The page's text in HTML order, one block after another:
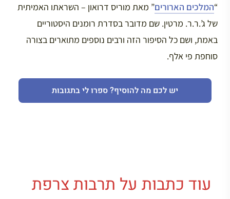
“המלכים הארורים” מאת מוריס דרואון – השראתו האמיתית
של ג’.ר.ר. מרטין. שם מדובר בסדרת רומנים היסטוריים
באמת, ושם כל הסיפור הזה ורבים נוספים מתוארים בצורה
סוחפת פי אלף.
יש לכם מה להוסיף? ספרו לי בתגובות
עוד כתבות על תרבות צרפת